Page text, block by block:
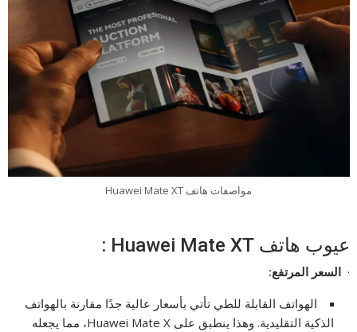
مواصفات هاتف Huawei Mate XT
عيوب هاتف Huawei Mate XT :
·السعر المرتفع:
الهواتف القابلة للطي تأتي بأسعار عالية جدًا مقارنة بالهواتف
الذكية التقليدية. وهذا ينطبق على Huawei Mate X، مما يجعله